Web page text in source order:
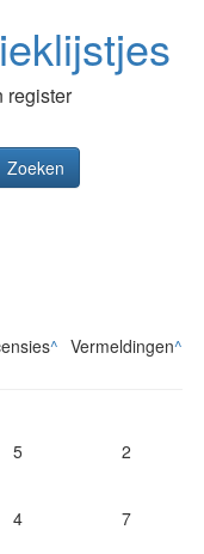
register
Zoeken
^ Vermeldingen^
5 2
4 7